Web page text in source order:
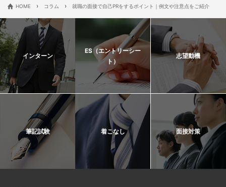
HOME › コラム › 就職の面接で自己PRをするポイント｜例文や注意点をご紹介
インターン
ES（エントリーシー
ト）
志望動機
筆記試験 着こなし 面接対策